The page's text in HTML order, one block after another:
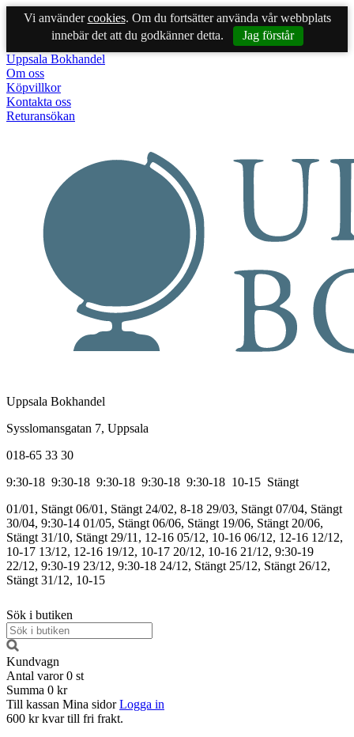
Vi användercookies. Om du fortsätter använda vår webbplats
innebär det att du godkänner detta.
Jag förstår
Uppsala Bokhandel
Om oss
Köpvillkor
Kontakta oss
Returansökan
Uppsala Bokhandel
Sysslomansgatan 7, Uppsala
018-65 33 30
9:30-18 9:30-18 9:30-18 9:30-18 9:30-18 10-15 Stängt
01/01, Stängt 06/01, Stängt 24/02, 8-18 29/03, Stängt 07/04, Stängt
30/04, 9:30-14 01/05, Stängt 06/06, Stängt 19/06, Stängt 20/06,
Stängt 31/10, Stängt 29/11, 12-16 05/12, 10-16 06/12, 12-16 12/12,
10-17 13/12, 12-16 19/12, 10-17 20/12, 10-16 21/12, 9:30-19
22/12, 9:30-19 23/12, 9:30-18 24/12, Stängt 25/12, Stängt 26/12,
Stängt 31/12, 10-15
Sök i butiken
Kundvagn
Antal varor 0 st
Summa 0 kr
Till kassan Mina sidor Logga in
600 kr kvar till fri frakt.